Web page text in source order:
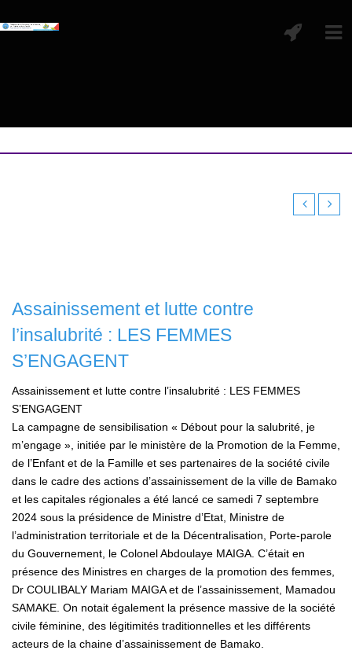
Assainissement et lutte contre
l’insalubrité : LES FEMMES
S’ENGAGENT
Assainissement et lutte contre l’insalubrité : LES FEMMES
S’ENGAGENT
La campagne de sensibilisation « Débout pour la salubrité, je
m’engage », initiée par le ministère de la Promotion de la Femme,
de l’Enfant et de la Famille et ses partenaires de la société civile
dans le cadre des actions d’assainissement de la ville de Bamako
et les capitales régionales a été lancé ce samedi 7 septembre
2024 sous la présidence de Ministre d’Etat, Ministre de
l’administration territoriale et de la Décentralisation, Porte-parole
du Gouvernement, le Colonel Abdoulaye MAIGA. C’était en
présence des Ministres en charges de la promotion des femmes,
Dr COULIBALY Mariam MAIGA et de l’assainissement, Mamadou
SAMAKE. On notait également la présence massive de la société
civile féminine, des légitimités traditionnelles et les différents
acteurs de la chaine d’assainissement de Bamako.